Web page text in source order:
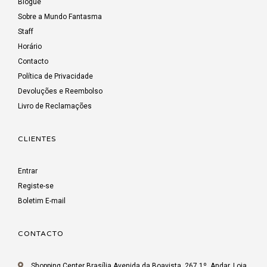
Sobre a Mundo Fantasma
Staff
Horário
Contacto
Política de Privacidade
Devoluções e Reembolso
Livro de Reclamações
CLIENTES
Entrar
Registe-se
Boletim E-mail
CONTACTO